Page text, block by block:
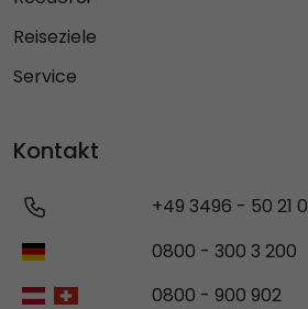
Reiseziele
Service
Kontakt
+49 3496 - 50 21 0
0800 - 300 3 200
0800 - 900 902